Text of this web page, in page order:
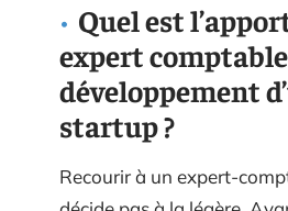
Quel est
expert
développement
startup ?
Recourir à un expert-